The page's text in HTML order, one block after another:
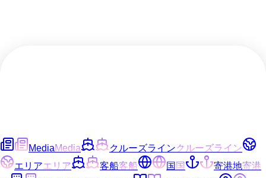
MediaMedia クルーズラインクルーズライン
エリアエリア 客船客船 国国 寄港地寄港